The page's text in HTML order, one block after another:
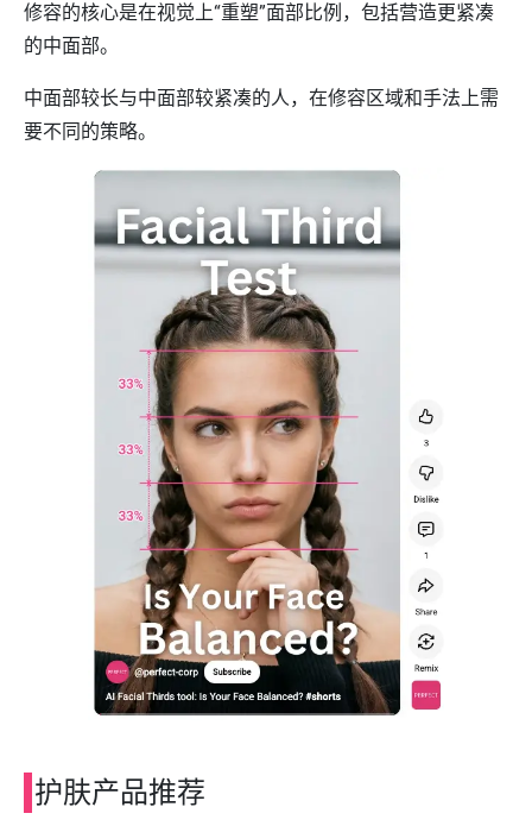
修容的核心是在视觉上“重塑”面部比例，包括营造更紧凑
的中面部。
中面部较长与中面部较紧凑的人，在修容区域和手法上需
要不同的策略。
护肤产品推荐